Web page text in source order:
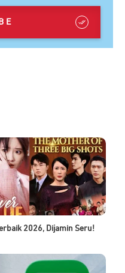
2026, Dijamin Seru!